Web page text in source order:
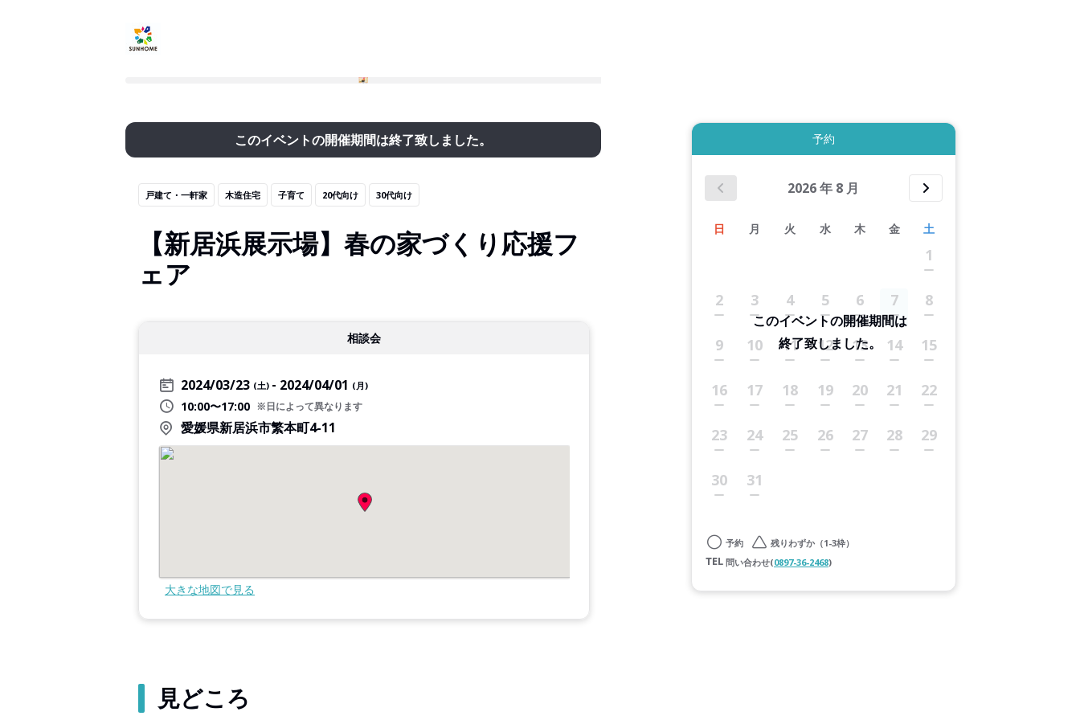
このイベントの開催期間は終了致しました。
戸建て・一軒家 木造住宅 子育て 20代向け 30代向け
【新居浜展示場】春の家づくり応援フ
ェア
相談会
2024/03/23 (土) 2024/04/01 (月)
10:00〜17:00 ※日によって異なります
愛媛県新居浜市繁本町4-11
大きな地図で見る
見どころ
予約
2026年 8 月
日 月 火 水 木 金 土
1
2 3 4 5 6 7 8
9 10 11 12 13 14 15
16 17 18 19 20 21 22
23 24 25 26 27 28 29
30 31
このイベントの開催期間は
終了致しました。
予約
残りわずか（1-3枠）
問い合わせ(0897-36-2468)